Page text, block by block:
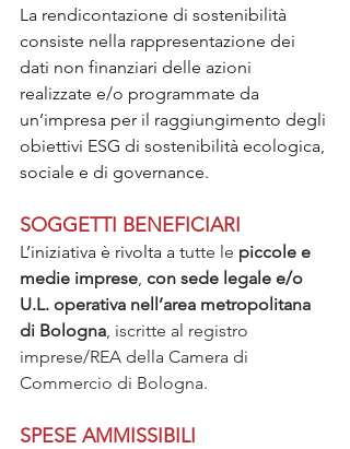
La rendicontazione di sostenibilità
consiste nella rappresentazione dei
dati non finanziari delle azioni
realizzate e/o programmate da
un’impresa per il raggiungimento degli
obiettivi ESG di sostenibilità ecologica,
sociale e di governance.
SOGGETTI BENEFICIARI
L’iniziativa è rivolta a tutte le piccole e
medie imprese con sede legale e/o
U.L. operativa nell’area metropolitana
di Bologna , iscritte al registro
imprese/REA della Camera di
Commercio di Bologna.
SPESE AMMISSIBILI